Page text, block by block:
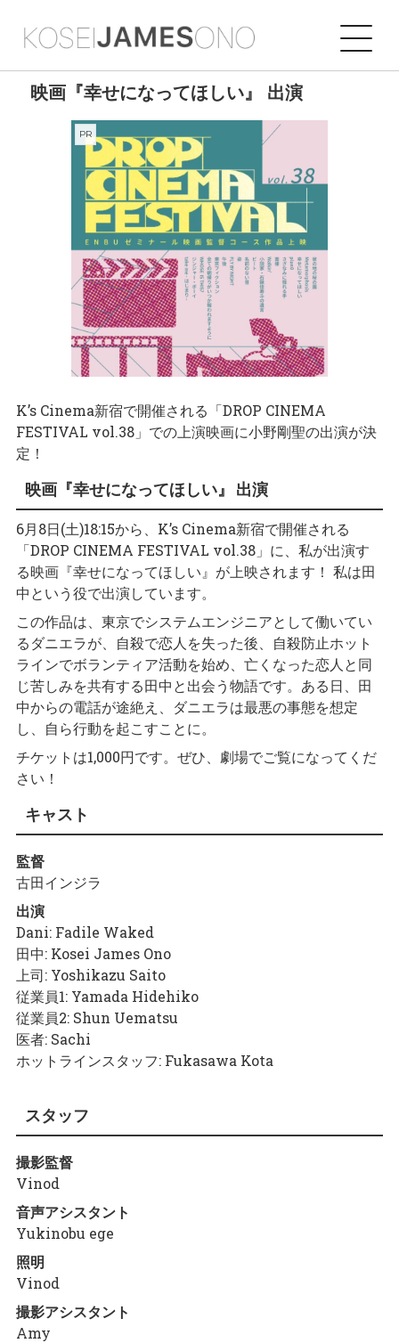
映画『幸せになってほしい』 出演
PR
K’s Cinema新宿で開催される「DROP CINEMA
FESTIVAL vol.38」での上演映画に小野剛聖の出演が決
定！
映画『幸せになってほしい』 出演
6月8日(土)18:15から、K’s Cinema新宿で開催される
「DROP CINEMA FESTIVAL vol.38」に、私が出演す
る映画『幸せになってほしい』が上映されます！ 私は田
中という役で出演しています。
この作品は、東京でシステムエンジニアとして働いてい
るダニエラが、自殺で恋人を失った後、自殺防止ホット
ラインでボランティア活動を始め、亡くなった恋人と同
じ苦しみを共有する田中と出会う物語です。ある日、田
中からの電話が途絶え、ダニエラは最悪の事態を想定
し、自ら行動を起こすことに。
チケットは1,000円です。ぜひ、劇場でご覧になってくだ
さい！
キャスト
監督
古田インジラ
出演
Dani: Fadile Waked
田中: Kosei James Ono
上司: Yoshikazu Saito
従業員1: Yamada Hidehiko
従業員2: Shun Uematsu
医者: Sachi
ホットラインスタッフ: Fukasawa Kota
スタッフ
撮影監督
Vinod
音声アシスタント
Yukinobu ege
照明
Vinod
撮影アシスタント
Amy